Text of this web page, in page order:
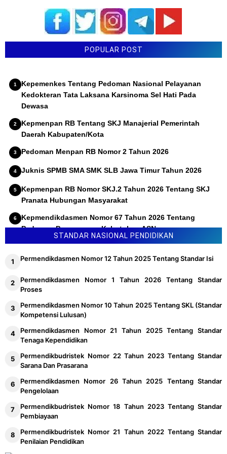
POPULAR POST
Kepemenkes Tentang Pedoman Nasional Pelayanan
Kedokteran Tata Laksana Karsinoma Sel Hati Pada
Dewasa
Kepmenpan RB Tentang SKJ Manajerial Pemerintah
Daerah Kabupaten/Kota
Pedoman Menpan RB Nomor 2 Tahun 2026
Juknis SPMB SMA SMK SLB Jawa Timur Tahun 2026
Kepmenpan RB Nomor SKJ.2 Tahun 2026 Tentang SKJ
Pranata Hubungan Masyarakat
Kepmendikdasmen Nomor 67 Tahun 2026 Tentang
Pedoman Penyusunan Kebutuhan ASN
STANDAR NASIONAL PENDIDIKAN
Permendikdasmen Nomor 12 Tahun 2025 Tentang Standar Isi
Permendikdasmen Nomor 1 Tahun 2026 Tentang Standar
Proses
Permendikdasmen Nomor 10 Tahun 2025 Tentang SKL (Standar
Kompetensi Lulusan)
Permendikdasmen Nomor 21 Tahun 2025 Tentang Standar
Tenaga Kependidikan
Permendikbudristek Nomor 22 Tahun 2023 Tentang Standar
Sarana Dan Prasarana
Permendikdasmen Nomor 26 Tahun 2025 Tentang Standar
Pengelolaan
Permendikbudristek Nomor 18 Tahun 2023 Tentang Standar
Pembiayaan
Permendikbudristek Nomor 21 Tahun 2022 Tentang Standar
Penilaian Pendidikan